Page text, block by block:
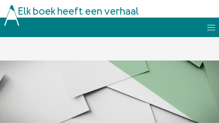
Elk boek heeft een verhaal